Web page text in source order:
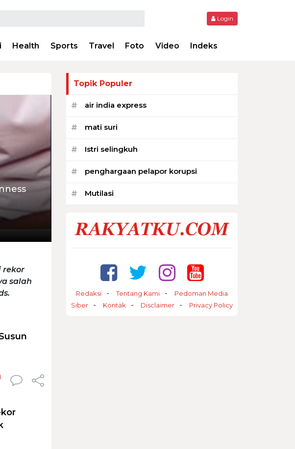
Login
Health Sports Travel Foto Video Indeks
rekor
salah
Topik Populer
# air india express
# mati suri
# Istri selingkuh
# penghargaan pelapor korupsi
# Mutilasi
Redaksi Tentang Kami
Pedoman Media
Siber
Kontak Disclaimer Privacy Policy